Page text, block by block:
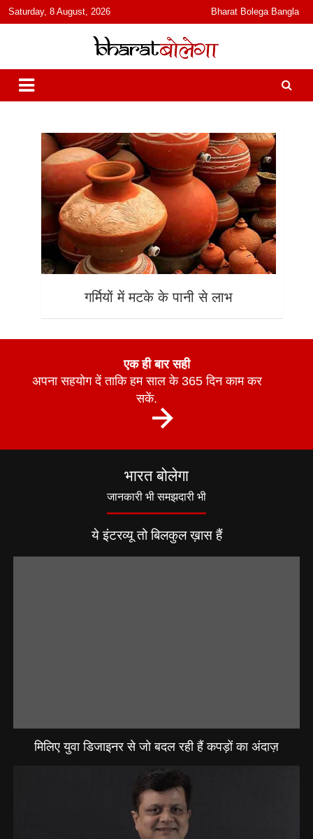
content
Saturday, 8 August, 2026 Bharat Bolega Bangla
भारत बोलेगा
हिंदी में समाचार, विचार, ऑडियो, वीडियो और फ़ीचर. भारत बोलेगा हिंदी न्यूज़ वेबसाइट
India: News, Views, Info, Trends & Podcast I जानकारी भी समझदारी भी
और पॉडकास्ट
गर्मियों में मटके के पानी से लाभ
एक ही बार सही
अपना सहयोग दें ताकि हम साल के 365 दिन काम कर
सकें.
भारत बोलेगा
जानकारी भी समझदारी भी
ये इंटरव्यू तो बिलकुल ख़ास हैं
मिलिए युवा डिजाइनर से जो बदल रही हैं कपड़ों का अंदाज़